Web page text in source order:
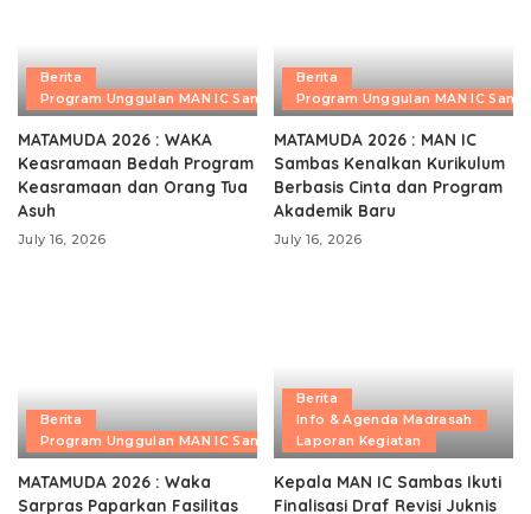
Berita
Program Unggulan MAN IC Sambas
MATAMUDA 2026 : WAKA
Keasramaan Bedah Program
Keasramaan dan Orang Tua
Asuh
July 16, 2026
Berita
Program Unggulan MAN IC
MATAMUDA 2026 : MAN IC
Sambas Kenalkan Kurikulum
Berbasis Cinta dan Program
Akademik Baru
July 16, 2026
Berita
Program Unggulan MAN IC Sambas
MATAMUDA 2026 : Waka
Sarpras Paparkan Fasilitas
Berita
Info & Agenda Madrasah
Laporan Kegiatan
Kepala MAN IC Sambas Ikuti
Finalisasi Draf Revisi Juknis